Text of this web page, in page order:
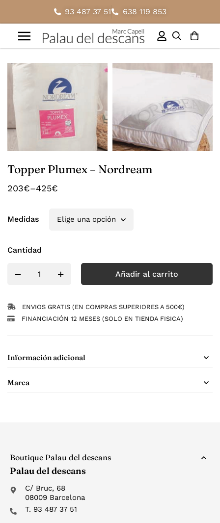
93 487 37 51 638 119 853
Topper Plumex – Nordream
203€–425€
Medidas
Cantidad
Añadir al carrito
ENVIOS GRATIS (EN COMPRAS SUPERIORES A 500€)
FINANCIACIÓN 12 MESES (SOLO EN TIENDA FISICA)
Información adicional
Marca
Boutique Palau del descans
Palau del descans
C/ Bruc, 68
08009 Barcelona
T. 93 487 37 51